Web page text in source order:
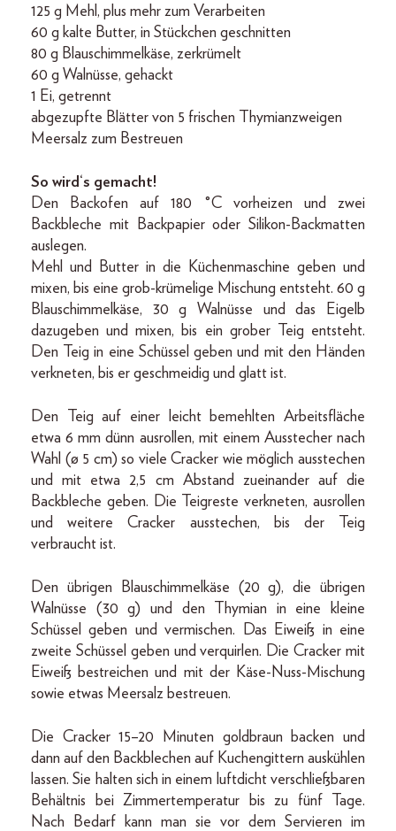
125 g Mehl, plus mehr zum Verarbeiten
60 g kalte Butter, in Stückchen geschnitten
80 g Blauschimmelkäse, zerkrümelt
60 g Walnüsse, gehackt
1 Ei, getrennt
abgezupfte Blätter von 5 frischen Thymianzweigen
Meersalz zum Bestreuen
So wird‘s gemacht!
Den Backofen auf 180 °C vorheizen und zwei
Backbleche mit Backpapier oder Silikon-Backmatten
auslegen.
Mehl und Butter in die Küchenmaschine geben und
mixen, bis eine grob-krümelige Mischung entsteht. 60 g
Blauschimmelkäse, 30 g Walnüsse und das Eigelb
dazugeben und mixen, bis ein grober Teig entsteht.
Den Teig in eine Schüssel geben und mit den Händen
verkneten, bis er geschmeidig und glatt ist.
Den Teig auf einer leicht bemehlten Arbeitsfläche
etwa 6 mm dünn ausrollen, mit einem Ausstecher nach
Wahl (ø 5 cm) so viele Cracker wie möglich ausstechen
und mit etwa 2,5 cm Abstand zueinander auf die
Backbleche geben. Die Teigreste verkneten, ausrollen
und weitere Cracker ausstechen, bis der Teig
verbraucht ist.
Den übrigen Blauschimmelkäse (20 g), die übrigen
Walnüsse (30 g) und den Thymian in eine kleine
Schüssel geben und vermischen. Das Eiweiß in eine
zweite Schüssel geben und verquirlen. Die Cracker mit
Eiweiß bestreichen und mit der Käse-Nuss-Mischung
sowie etwas Meersalz bestreuen.
Die Cracker 15–20 Minuten goldbraun backen und
dann auf den Backblechen auf Kuchengittern auskühlen
lassen. Sie halten sich in einem luftdicht verschließbaren
Behältnis bei Zimmertemperatur bis zu fünf Tage.
Nach Bedarf kann man sie vor dem Servieren im